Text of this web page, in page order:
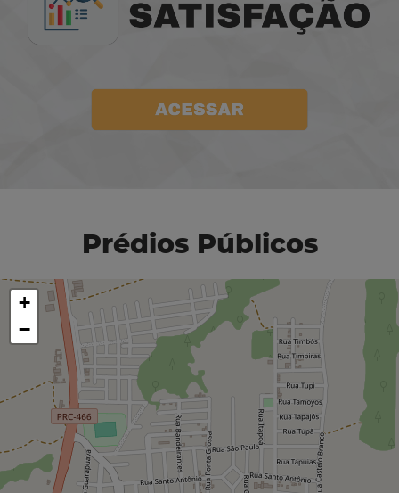
Prédios Públicos
+
−